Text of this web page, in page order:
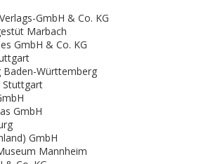
GmbH & Co. KG
Marbach
GmbH & Co. KG
Württemberg
Stuttgart
GmbH
GmbH
Mannheim